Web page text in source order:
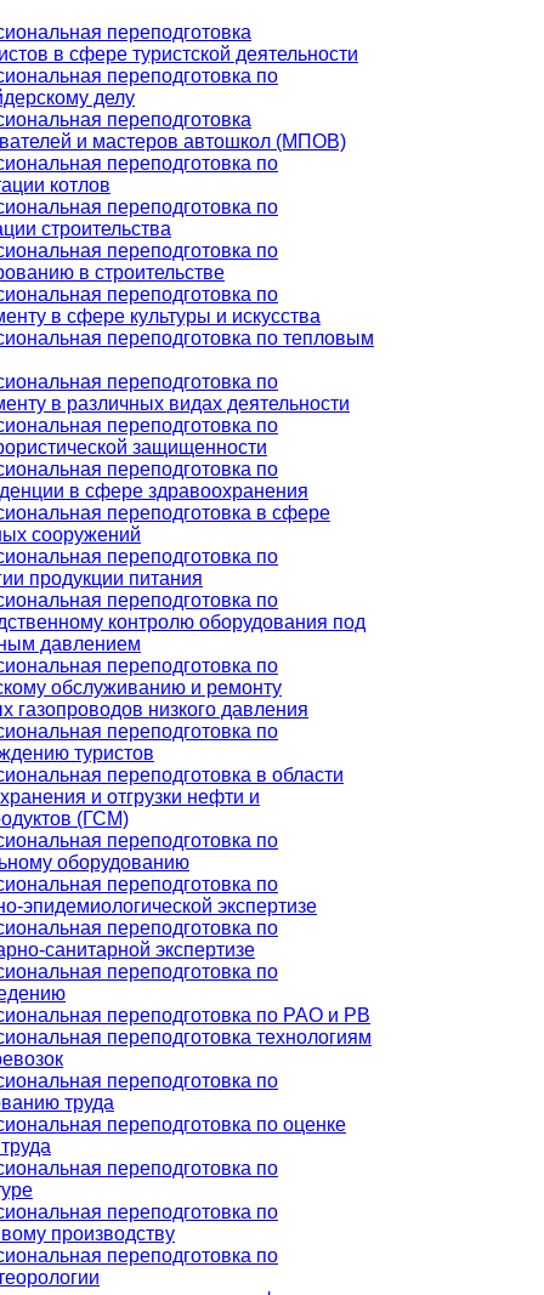
переподготовка
в сфере туристской деятельности
переподготовка по
делу
переподготовка
и мастеров автошкол (МПОВ)
переподготовка по
котлов
переподготовка по
строительства
переподготовка по
в строительстве
переподготовка по
в сфере культуры и искусства
переподготовка по тепловым
переподготовка по
в различных видах деятельности
переподготовка по
защищенности
переподготовка по
в сфере здравоохранения
переподготовка в сфере
сооружений
переподготовка по
продукции питания
переподготовка по
контролю оборудования под
давлением
переподготовка по
обслуживанию и ремонту
газопроводов низкого давления
переподготовка по
туристов
переподготовка в области
и отгрузки нефти и
(ГСМ)
переподготовка по
оборудованию
переподготовка по
эпидемиологической экспертизе
переподготовка по
санитарной экспертизе
переподготовка по
переподготовка по РАО и РВ
переподготовка технологиям
переподготовка по
труда
переподготовка по оценке
переподготовка по
переподготовка по
производству
переподготовка по